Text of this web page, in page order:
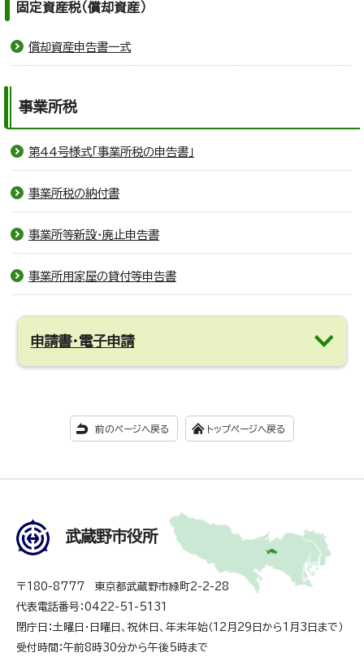
固定資産税（償却資産）
償却資産申告書一式
事業所税
第44号様式「事業所税の申告書」
事業所税の納付書
事業所等新設・廃止申告書
事業所用家屋の貸付等申告書
申請書・電子申請
前のページへ戻る トップページへ戻る
武蔵野市役所
〒180-8777 東京都武蔵野市緑町2-2-28
代表電話番号：0422-51-5131
閉庁日：土曜日・日曜日、祝休日、年末年始（12月29日から1月3日まで）
受付時間：午前8時30分から午後5時まで